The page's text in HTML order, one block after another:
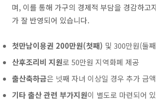
며, 이를 통해 가구의 경제적 부담을 경감하고
가 잘 반영되어 있습니다.
첫만남이용권 200만원(첫째) 및 300만원(둘
산후조리비 지원로 50만원 지역화폐 제공
출산축하금은 넷째 자녀 이상일 경우 추가 금
기타 출산 관련 부가지원이 별도로 마련되어